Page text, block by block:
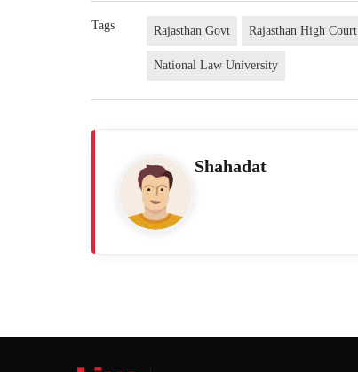
Tags Rajasthan Govt Rajasthan High Court
National Law University
Shahadat